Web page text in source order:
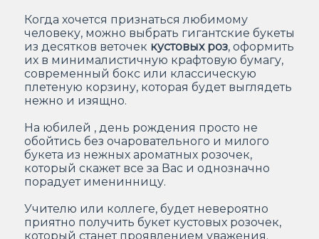
Когда хочется признаться любимому
человеку, можно выбрать гигантские букеты
из десятков веточек кустовых роз, оформить
их в минималистичную крафтовую бумагу,
современный бокс или классическую
плетеную корзину, которая будет выглядеть
нежно и изящно.
На юбилей , день рождения просто не
обойтись без очаровательного и милого
букета из нежных ароматных розочек,
который скажет все за Вас и однозначно
порадует именинницу.
Учителю или коллеге, будет невероятно
приятно получить букет кустовых розочек,
который станет проявлением уважения.